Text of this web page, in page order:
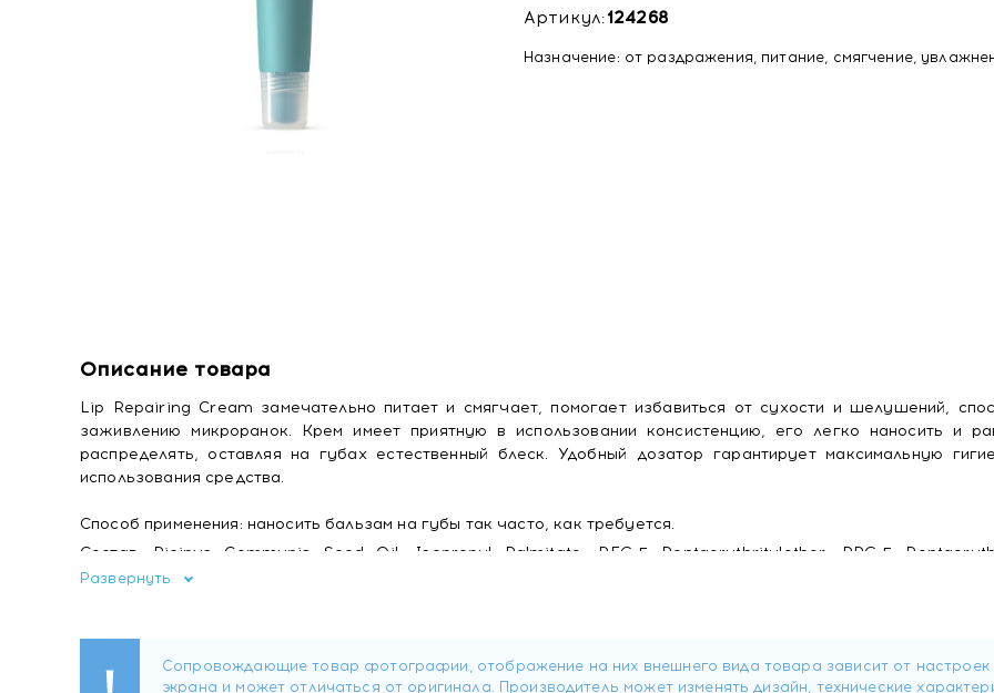
Артикул:124268
Назначение: от раздражения, питание, смягчение,
Описание товара
Lip Repairing Cream замечательно питает и смягчает, помогает избавиться от сухости и шелушений,
заживлению микроранок. Крем имеет приятную в использовании консистенцию, его легко наносить и
распределять, оставляя на губах естественный блеск. Удобный дозатор гарантирует максимальную
использования средства.
Способ применения: наносить бальзам на губы так часто, как требуется.
Состав: Ricinus Communis Seed Oil, Isopropyl Palmitate, PEG-5 Pentaerythritylether, PPG-5
Gydrogenated Castor Oil, Ozokerite, Butyrospermum Parkii Butter, VP/Hexadecane Copolymer, Hexyldecanol,
Развернуть